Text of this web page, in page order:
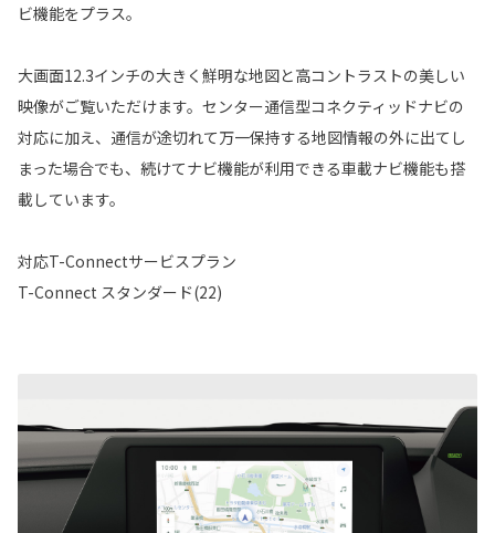
ビ機能をプラス。
大画面12.3インチの大きく鮮明な地図と高コントラストの美しい
映像がご覧いただけます。センター通信型コネクティッドナビの
対応に加え、通信が途切れて万一保持する地図情報の外に出てし
まった場合でも、続けてナビ機能が利用できる車載ナビ機能も搭
載しています。
対応T-Connectサービスプラン
T-Connect スタンダード(22)